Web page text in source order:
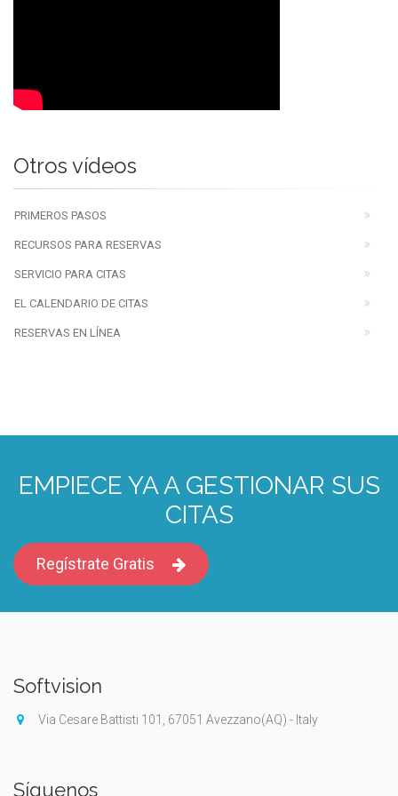
Otros vídeos
PRIMEROS PASOS
RECURSOS PARA RESERVAS
SERVICIO PARA CITAS
EL CALENDARIO DE CITAS
RESERVAS EN LÍNEA
EMPIECE YA A GESTIONAR SUS
CITAS
Regístrate Gratis
Softvision
Via Cesare Battisti 101, 67051 Avezzano(AQ) - Italy
Síguenos